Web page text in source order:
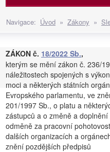
Navigace: Úvod » Zákony »
ZÁKON č. 18/2022 Sb.,
kterým se mění zákon č. 236/
náležitostech spojených s
moci a některých státních
Evropského parlamentu, ve
201/1997 Sb., o platu a
zástupců a o změně a
odměně za pracovní
dalších organizacích a
znění pozdějších předpisů